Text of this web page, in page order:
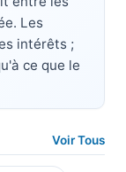
Les
intérêts ;
ce que le
Voir Tous